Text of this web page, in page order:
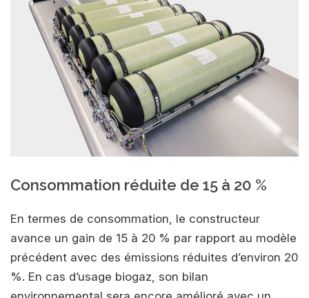
Consommation réduite de 15 à 20 %
En termes de consommation, le constructeur
avance un gain de 15 à 20 % par rapport au modèle
précédent avec des émissions réduites d’environ 20
%. En cas d’usage biogaz, son bilan